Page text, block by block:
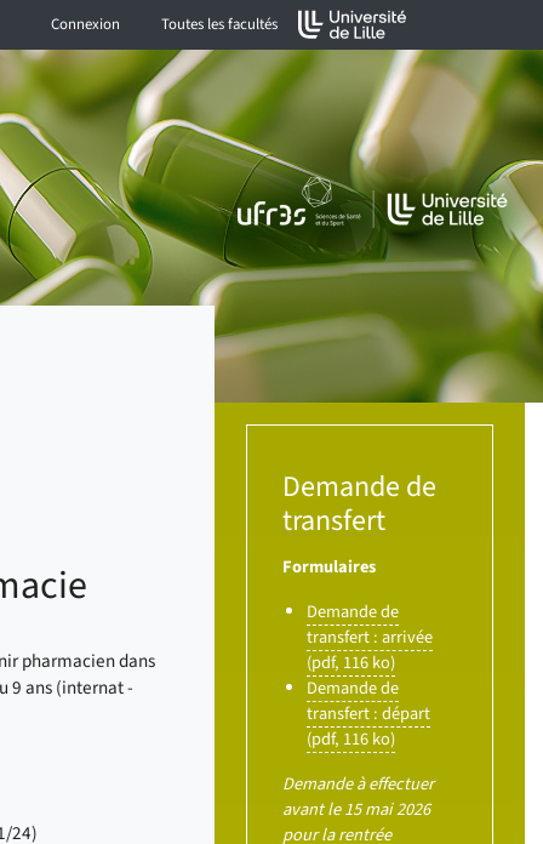
Connexion Toutes les facultés
pharmacien dans
9 ans (internat -
24)
Demande de
transfert
Formulaires
Demande de
transfert : arrivée
(pdf, 116 ko)
Demande de
transfert : départ
(pdf, 116 ko)
Demande à effectuer
avant le 15 mai 2026
pour la rentrée